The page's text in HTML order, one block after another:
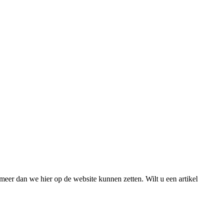
dan we hier op de website kunnen zetten. Wilt u een artikel